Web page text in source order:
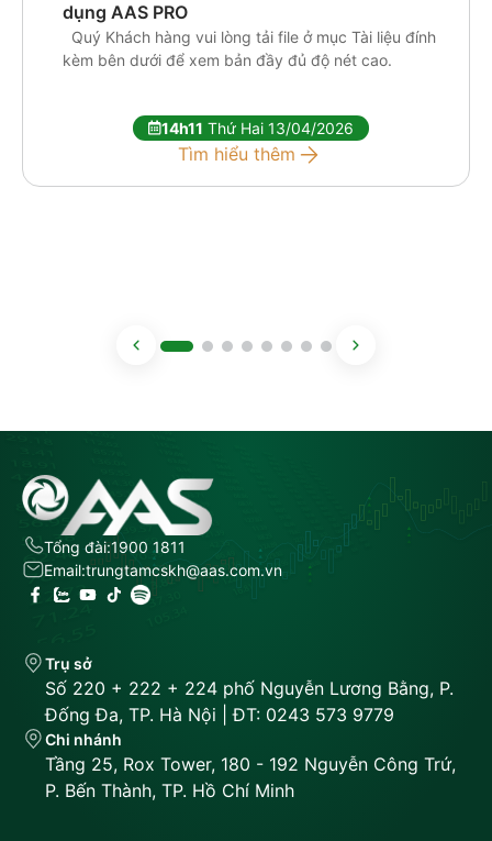
dụng AAS PRO
Quý Khách hàng vui lòng tải file ở mục Tài liệu đính
kèm bên dưới để xem bản đầy đủ độ nét cao.
14h11 Thứ Hai 13/04/2026
Tìm hiểu thêm
Tổng đài:1900 1811
Email:trungtamcskh@aas.com.vn
Trụ sở
Số 220 + 222 + 224 phố Nguyễn Lương Bằng, P.
Đống Đa, TP. Hà Nội | ĐT: 0243 573 9779
Chi nhánh
Tầng 25, Rox Tower, 180 - 192 Nguyễn Công Trứ,
P. Bến Thành, TP. Hồ Chí Minh